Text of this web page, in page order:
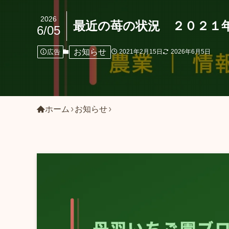
最近の苺の状況 ２０２１
2026
6/05
広告 お知らせ 2021年2月15日 2026年6月5日
ホーム お知らせ